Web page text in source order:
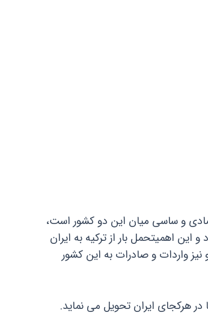
و ساسی میان این دو کشور است،
اهمیتحمل بار از ترکیه به ایران
واردات و صادرات به این کشور
در هرکجای ایران تحویل می نماید.